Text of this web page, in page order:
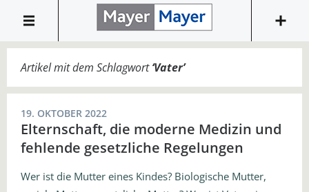
Artikel mit dem Schlagwort‘Vater’
19. OKTOBER 2022
Elternschaft, die moderne Medizin und
fehlende gesetzliche Regelungen
Wer ist die Mutter eines Kindes? Biologische Mutter,